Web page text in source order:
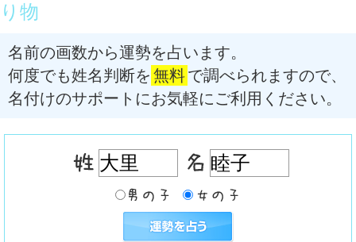
り物
名前の画数から運勢を占います。
何度でも姓名判断を 無料で調べられますので、
名付けのサポートにお気軽にご利用ください。